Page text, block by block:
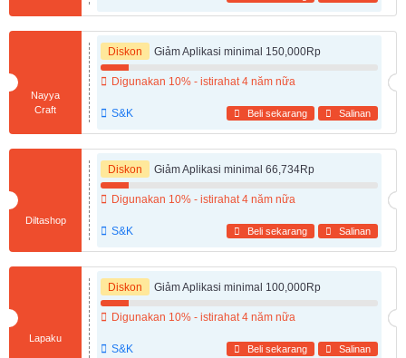
Nayya
Craft
Diskon Giảm Aplikasi minimal 150,000Rp
Digunakan 10% - istirahat 4 năm nữa
S&K Salinan
Beli sekarang
Diltashop
Diskon Giảm Aplikasi minimal 66,734Rp
Digunakan 10% - istirahat 4 năm nữa
S&K Salinan
Beli sekarang
Lapaku
Diskon Giảm Aplikasi minimal 100,000Rp
Digunakan 10% - istirahat 4 năm nữa
S&K Salinan
Beli sekarang